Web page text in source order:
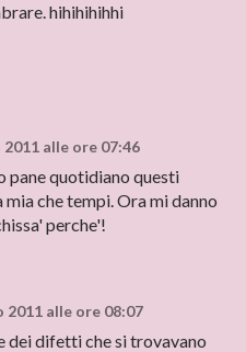
hihihihihhi
2011 alle ore 07:46
pane quotidiano questi
che tempi. Ora mi danno
perche'!
2011 alle ore 08:07
dei difetti che si trovavano